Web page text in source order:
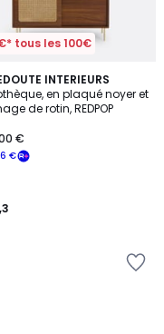
tous les 100€
INTERIEURS
en plaqué noyer et
de rotin, REDPOP
€
€